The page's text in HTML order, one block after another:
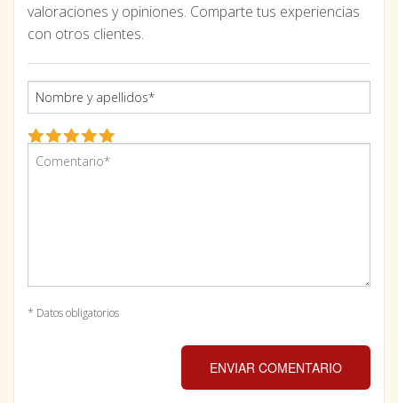
valoraciones y opiniones. Comparte tus experiencias
con otros clientes.
* Datos obligatorios
ENVIAR COMENTARIO